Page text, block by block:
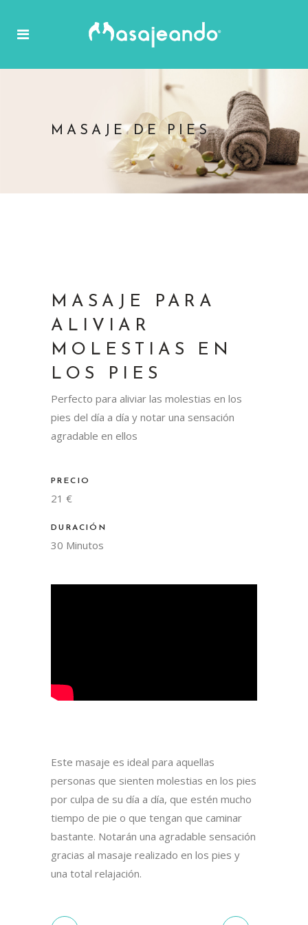
MASAJE DE PIES
MASAJE PARA
ALIVIAR
MOLESTIAS EN
LOS PIES
Perfecto para aliviar las molestias en los
pies del día a día y notar una sensación
agradable en ellos
PRECIO
21 €
DURACIÓN
30 Minutos
Este masaje es ideal para aquellas
personas que sienten molestias en los pies
por culpa de su día a día, que estén mucho
tiempo de pie o que tengan que caminar
bastante. Notarán una agradable sensación
gracias al masaje realizado en los pies y
una total relajación.